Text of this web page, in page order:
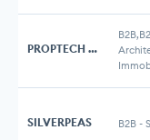
PROPTECH INVEST
SILVERPEAS B2B -